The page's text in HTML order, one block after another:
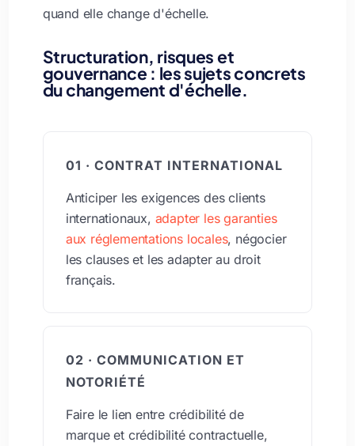
quand elle change d'échelle.
Structuration, risques et
gouvernance : les sujets concrets
du changement d'échelle.
01 · CONTRAT INTERNATIONAL
Anticiper les exigences des clients
internationaux, adapter les garanties
aux réglementations locales, négocier
les clauses et les adapter au droit
français.
02 · COMMUNICATION ET
NOTORIÉTÉ
Faire le lien entre crédibilité de
marque et crédibilité contractuelle,